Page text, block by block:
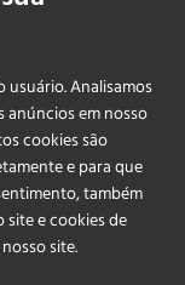
usuário. Analisamos
anúncios em nosso
cookies são
e para que
também
site e cookies de
site.